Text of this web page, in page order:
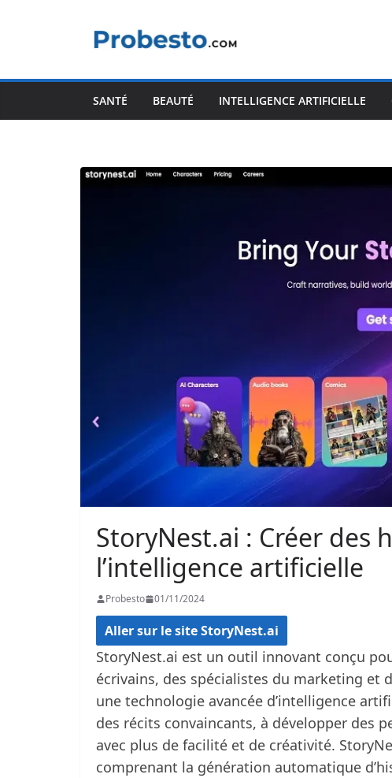
SANTÉ BEAUTÉ INTELLIGENCE ARTIFICIELLE
StoryNest.ai : Créer des
l’intelligence artificielle
Probesto 01/11/2024
Aller sur le site StoryNest.ai
StoryNest.ai est un outil innovant conçu
écrivains, des spécialistes du marketing et
une technologie avancée d’intelligence
des récits convaincants, à développer des
avec plus de facilité et de créativité.
comprenant la génération automatique